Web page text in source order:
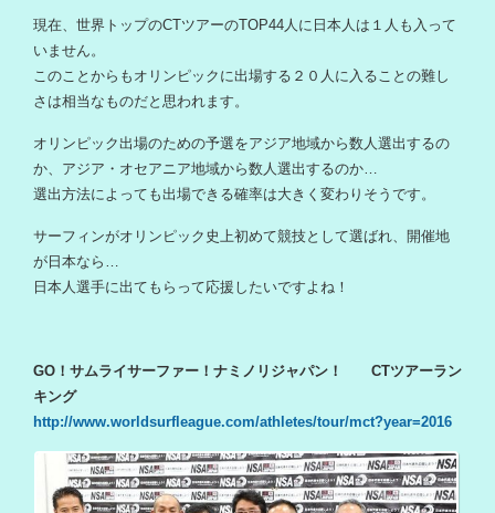
現在、世界トップのCTツアーのTOP44人に日本人は１人も入って
いません。
このことからもオリンピックに出場する２０人に入ることの難し
さは相当なものだと思われます。
オリンピック出場のための予選をアジア地域から数人選出するの
か、アジア・オセアニア地域から数人選出するのか…
選出方法によっても出場できる確率は大きく変わりそうです。
サーフィンがオリンピック史上初めて競技として選ばれ、開催地
が日本なら…
日本人選手に出てもらって応援したいですよね！
GO！サムライサーファー！ナミノリジャパン！ CTツアーラン
キング
http://www.worldsurfleague.com/athletes/tour/mct?year=2016